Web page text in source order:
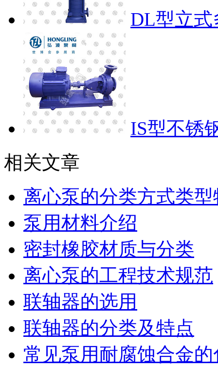
DL型立
IS型不锈
相关文章
离心泵的分类方式类
泵用材料介绍
密封橡胶材质与分类
离心泵的工程技术规范
联轴器的选用
联轴器的分类及特点
常见泵用耐腐蚀合金